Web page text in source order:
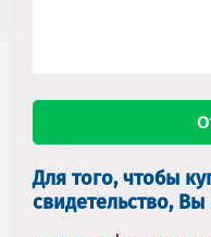
Для того, чтобы
свидетельство,